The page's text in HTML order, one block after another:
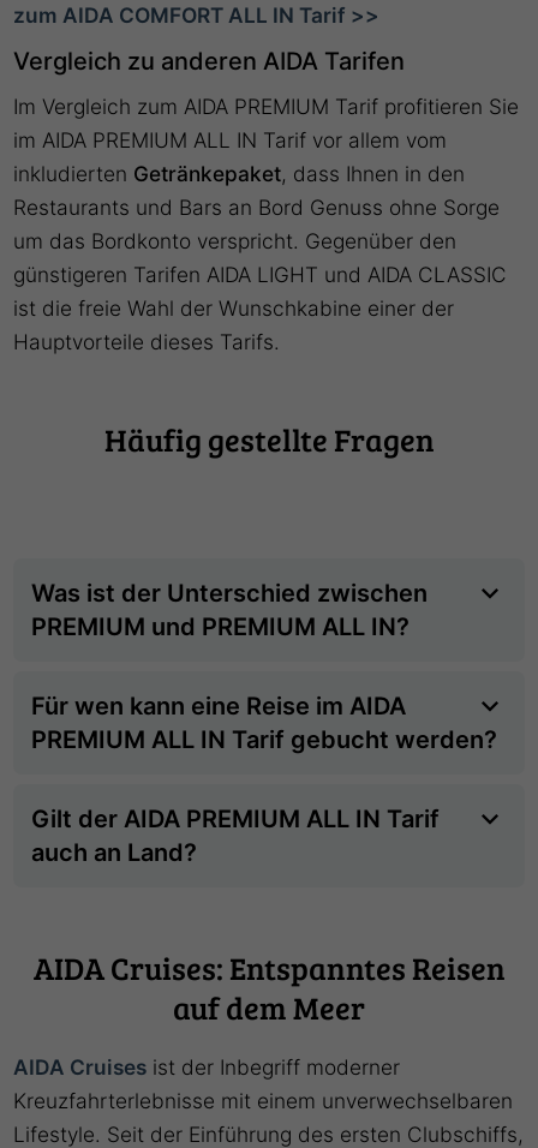
zum AIDA COMFORT ALL IN Tarif >>
Vergleich zu anderen AIDA Tarifen
Im Vergleich zum AIDA PREMIUM Tarif profitieren Sie
im AIDA PREMIUM ALL IN Tarif vor allem vom
inkludierten Getränkepaket, dass Ihnen in den
Restaurants und Bars an Bord Genuss ohne Sorge
um das Bordkonto verspricht. Gegenüber den
günstigeren Tarifen AIDA LIGHT und AIDA CLASSIC
ist die freie Wahl der Wunschkabine einer der
Hauptvorteile dieses Tarifs.
Häufig gestellte Fragen
Was ist der Unterschied zwischen
PREMIUM und PREMIUM ALL IN?
Für wen kann eine Reise im AIDA
PREMIUM ALL IN Tarif gebucht werden?
Gilt der AIDA PREMIUM ALL IN Tarif
auch an Land?
AIDA Cruises: Entspanntes Reisen
auf dem Meer
AIDA Cruises ist der Inbegriff moderner
Kreuzfahrterlebnisse mit einem unverwechselbaren
Lifestyle. Seit der Einführung des ersten Clubschiffs,